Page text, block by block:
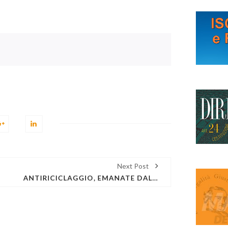
Next Post
ANTIRICICLAGGIO, EMANATE DAL CNF LE REGOLE TECNICHE SULLE PROCEDURE, METODOLOGIE DI ANALISI E VALUTAZIONE DEL RISCHIO DI RICICLAGGIO CUI GLI AVVOCATI SONO ESPOSTI